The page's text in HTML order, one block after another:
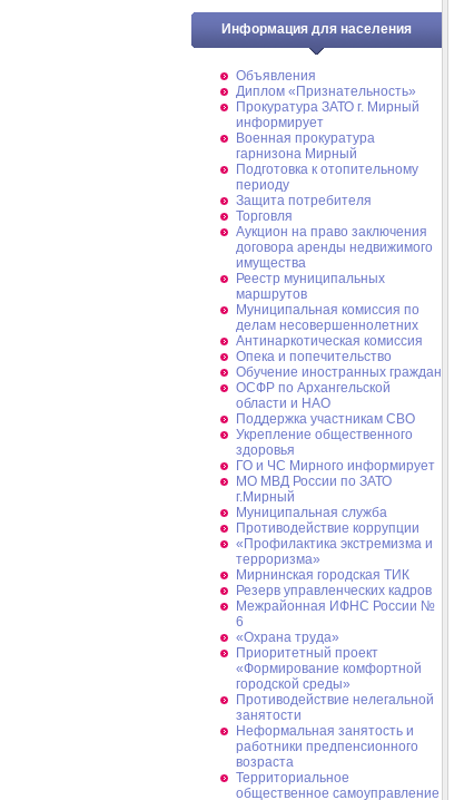
Информация для населения
Объявления
Диплом «Признательность»
Прокуратура ЗАТО г. Мирный
информирует
Военная прокуратура
гарнизона Мирный
Подготовка к отопительному
периоду
Защита потребителя
Торговля
Аукцион на право заключения
договора аренды недвижимого
имущества
Реестр муниципальных
маршрутов
Муниципальная комиссия по
делам несовершеннолетних
Антинаркотическая комиссия
Опека и попечительство
Обучение иностранных граждан
ОСФР по Архангельской
области и НАО
Поддержка участникам СВО
Укрепление общественного
здоровья
ГО и ЧС Мирного информирует
МО МВД России по ЗАТО
г.Мирный
Муниципальная cлужба
Противодействие коррупции
«Профилактика экстремизма и
терроризма»
Мирнинская городская ТИК
Резерв управленческих кадров
Межрайонная ИФНС России №
6
«Охрана труда»
Приоритетный проект
«Формирование комфортной
городской среды»
Противодействие нелегальной
занятости
Неформальная занятость и
работники предпенсионного
возраста
Территориальное
общественное самоуправление